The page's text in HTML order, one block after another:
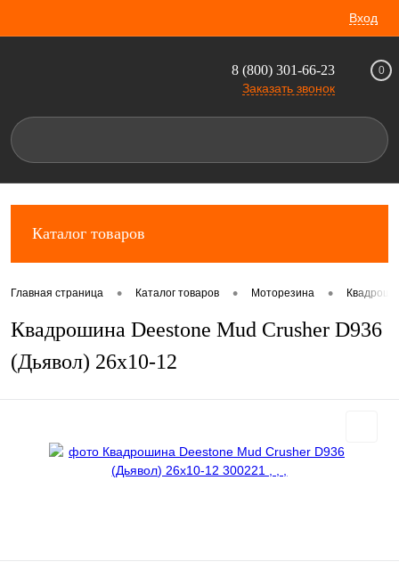
Вход
8 (800) 301-66-23
Заказать звонок
0
Каталог товаров
Главная страница • Каталог товаров • Моторезина •
Квадрошина Deestone Mud Crusher D936
(Дьявол) 26x10-12